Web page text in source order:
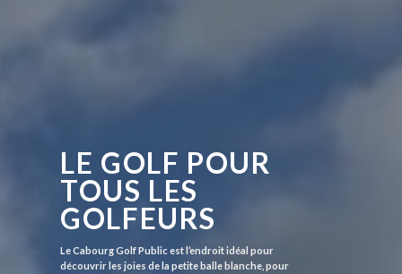
LE GOLF POUR
TOUS LES
GOLFEURS
Le Cabourg Golf Public est l’endroit idéal pour
découvrir les joies de la petite balle blanche, pour